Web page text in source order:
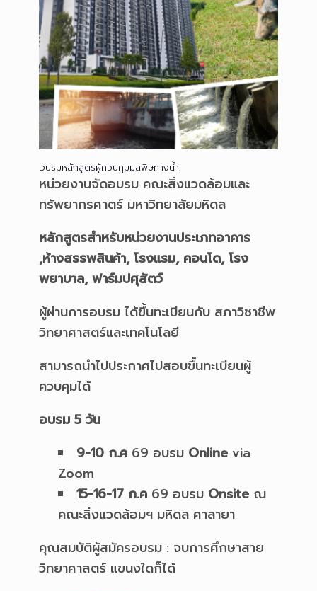
อบรมหลักสูตรผู้ควบคุมมลพิษทางน้ำ
หน่วยงานจัดอบรม คณะสิ่งแวดล้อมและ
ทรัพยากรศาตร์ มหาวิทยาลัยมหิดล
หลักสูตรสำหรับหน่วยงานประเภทอาคาร
,ห้างสรรพสินค้า, โรงแรม, คอนโด, โรง
พยาบาล, ฟาร์มปศุสัตว์
ผู้ผ่านการอบรม ได้ขึ้นทะเบียนกับ สภาวิชาชีพ
วิทยาศาสตร์และเทคโนโลยี
สามารถนำไปประกาศไปสอบขึ้นทะเบียนผู้
ควบคุมได้
อบรม 5 วัน
9-10 ก.ค 69 อบรม Online via
Zoom
15-16-17 ก.ค 69 อบรม Onsite ณ
คณะสิ่งแวดล้อมฯ มหิดล ศาลายา
คุณสมบัติผู้สมัครอบรม : จบการศึกษาสาย
วิทยาศาสตร์ แขนงใดก็ได้